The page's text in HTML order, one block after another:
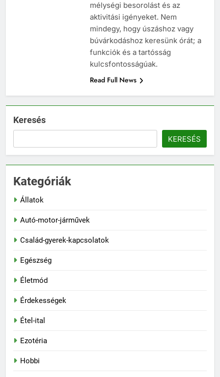
mélységi besorolást és az
aktivitási igényeket. Nem
mindegy, hogy úszáshoz vagy
búvárkodáshoz keresünk órát; a
funkciók és a tartósság
kulcsfontosságúak.
Read Full News
Keresés
KERESÉS
Kategóriák
Állatok
Autó-motor-járművek
Család-gyerek-kapcsolatok
Egészség
Életmód
Érdekességek
Étel-ital
Ezotéria
Hobbi